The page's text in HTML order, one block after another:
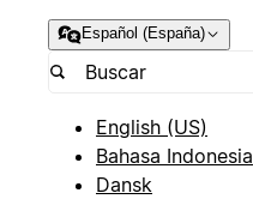
Español (España)
English (US)
Bahasa Indonesia
Dansk